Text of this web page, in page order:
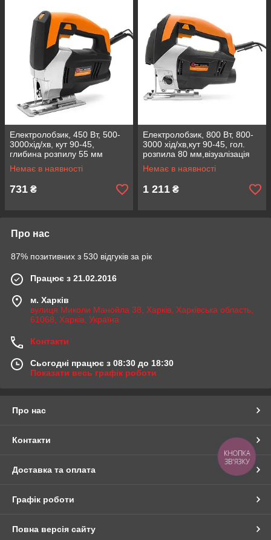
Електролобзик, 450 Вт, 500-
3000хід/хв, кут 90-45,
глибина розпилу 55 мм
INTERTOOL WT-0445
Немає в наявності
731 ₴
Електролобзик, 800 Вт, 800-
3000 хід/хв,кут 90-45, гол.
розпила 80 мм,візуалізація
лінії INTERTOOL WT-0480
Немає в наявності
1 211 ₴
Про нас
87% позитивних з 530 відгуків за рік
Працює з 21.02.2016
м. Харків
вулиця Миколи Манойла 38, Харків, Харківська область,
61068, Харків, Україна
Контакти
Сьогодні працює з 08:30 до 18:30
Показати весь графік роботи
Про нас
Контакти
Доставка та оплата
Графік роботи
Повна версія сайту
КНОПКА
ЗВ'ЯЗКУ